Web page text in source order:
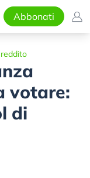
Abbonati
votare:
di